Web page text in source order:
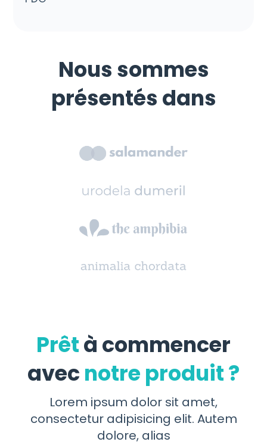
Nous sommes
présentés dans
Prêtà commencer
avec notre produit ?
Lorem ipsum dolor sit amet,
consectetur adipisicing elit. Autem
dolore, alias